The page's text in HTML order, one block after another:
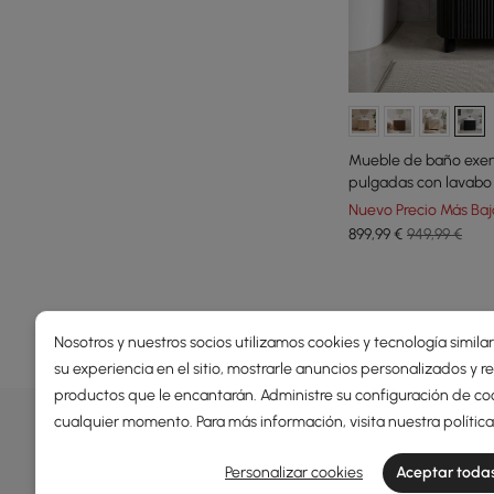
Mueble de baño
pulgadas con lavabo
encimera de piedra
Nuevo Precio Más
899,99€ 949,99 €
OFERTAS, INSPIRACIÓN Y
Descubrir más sobre ofertas especiales, promociones,
Términos y condiciones
Política de privacidad
Nosotros y nuestros socios utilizamos cookies y tecnología
su experiencia en el sitio, mostrarle anuncios personalizados y
productos que le encantarán. Administre su configuración de
cualquier momento. Para más información, visita nuestra
Personalizar cookies Aceptar